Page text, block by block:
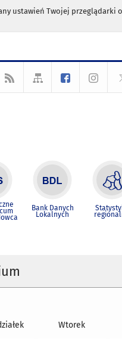
ustawień Twojej przeglądarki
Bank Danych
Lokalnych
Wtorek